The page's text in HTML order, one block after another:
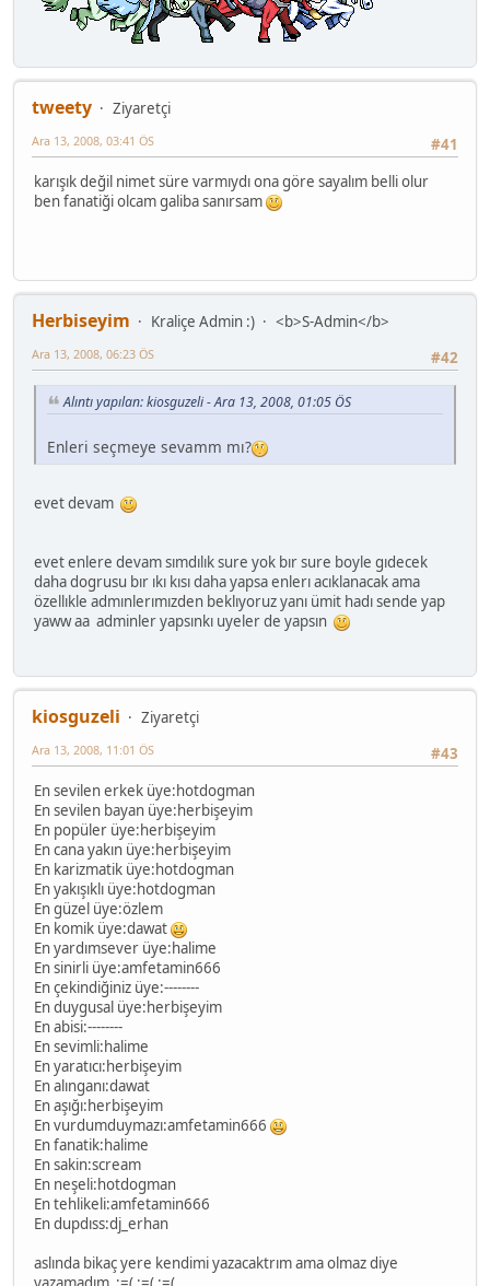
tweety
Ziyaretçi
#41
Ara 13, 2008, 03:41 ÖS
karışık değil nimet süre varmıydı ona göre sayalım belli olur
ben fanatiği olcam galiba sanırsam
Herbiseyim Kraliçe Admin :)
<b>S-Admin</b>
#42
Ara 13, 2008, 06:23 ÖS
Alıntı yapılan: kiosguzeli - Ara 13, 2008, 01:05 ÖS
Enleri seçmeye sevamm mı?
evet devam
evet enlere devam sımdılık sure yok bır sure boyle gıdecek
daha dogrusu bır ıkı kısı daha yapsa enlerı acıklanacak ama
özellıkle admınlerımızden beklıyoruz yanı ümit hadı sende yap
yaww aa adminler yapsınkı uyeler de yapsın
kiosguzeli
Ziyaretçi
#43
Ara 13, 2008, 11:01 ÖS
En sevilen erkek üye:hotdogman
En sevilen bayan üye:herbişeyim
En popüler üye:herbişeyim
En cana yakın üye:herbişeyim
En karizmatik üye:hotdogman
En yakışıklı üye:hotdogman
En güzel üye:özlem
En komik üye:dawat
En yardımsever üye:halime
En sinirli üye:amfetamin666
En çekindiğiniz üye:--------
En duygusal üye:herbişeyim
En abisi:--------
En sevimli:halime
En yaratıcı:herbişeyim
En alınganı:dawat
En aşığı:herbişeyim
En vurdumduymazı:amfetamin666
En fanatik:halime
En sakin:scream
En neşeli:hotdogman
En tehlikeli:amfetamin666
En dupdıss:dj_erhan
aslında bikaç yere kendimi yazacaktrım ama olmaz diye